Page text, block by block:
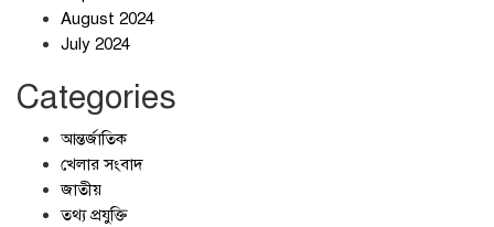
August 2024
July 2024
Categories
আন্তর্জাতিক
খেলার সংবাদ
জাতীয়
তথ্য প্রযুক্তি